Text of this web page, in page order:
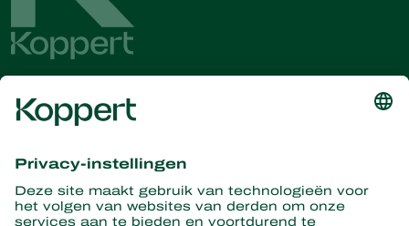
Ontvang het laatste nieuws en
informatie
Hier aanmelden